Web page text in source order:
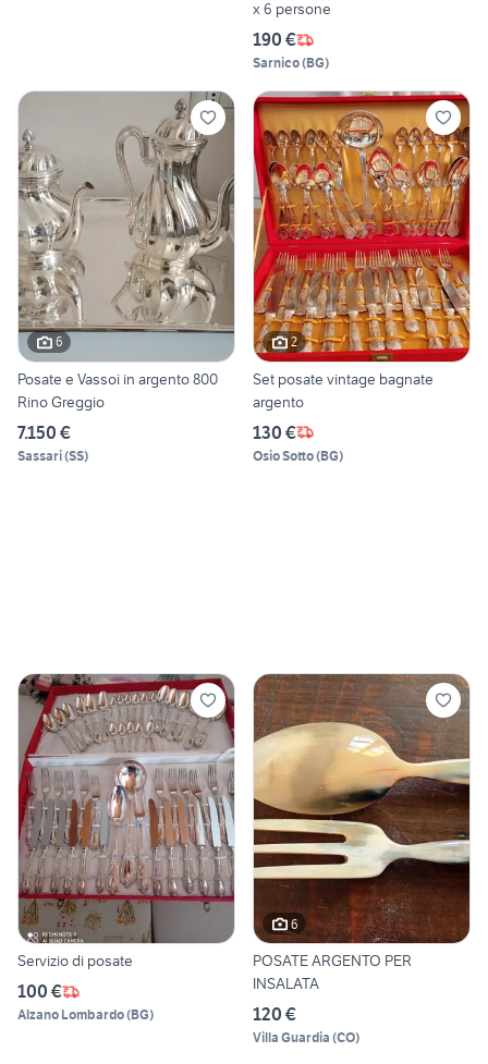
x 6 persone
190 €
Sarnico(BG)
6
Posate e Vassoi in argento 800
Rino Greggio
7.150 €
Sassari(SS)
2
Set posate vintage bagnate
argento
130 €
Osio Sotto(BG)
Servizio di posate
100 €
Alzano Lombardo(BG)
6
POSATE ARGENTO PER
INSALATA
120 €
Villa Guardia (CO)